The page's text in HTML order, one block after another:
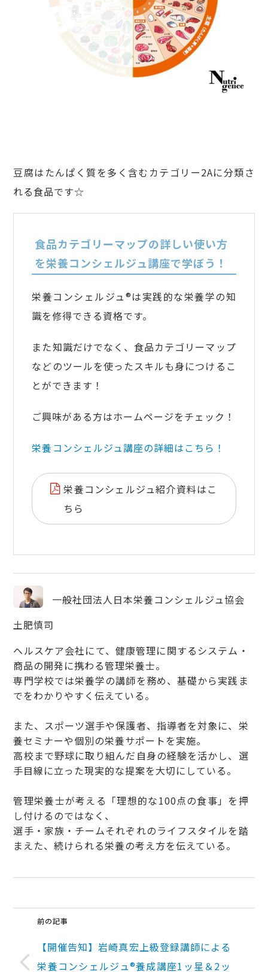
豆腐はたんぱく質を多く含むカテゴリー2Aに分類さ
れる食品です☆
食品カテゴリーマップの詳しい使い方
を栄養コンシェルジュ講座で学ぼう！
栄養コンシェルジュ®は実践的な栄養学の知
識を修得できる資格です。
また知識だけでなく、食品カテゴリーマップ
などのツールを使ったスキルも身につけるこ
とができます！
ご興味がある方はホームページをチェック！
栄養 コンシェルジュ講座の詳細はこちら！
栄養コンシェルジュ紹介資料はこ
ちら
一般社団法人日本栄養コンシェルジュ協会
土肥慎司
ヘルスケア会社にて、健康管理に関するシステム・
商品の開発に携わる管理栄養士。
専門学校では栄養学の講師を務め、基礎から実践ま
でをわかりやすく伝えている。
また、スポーツ選手や保護者、指導者を対象に、栄
養セミナーや個別の栄養サポートを実施。
高校まで野球に取り組んだ自身の経験を活かし、選
手目線に立った現実的な提案を大切にしている。
管理栄養士が考える「理想的な100点の食事」を押
し付けるのではなく、
選手・家族・チームそれぞれのライフスタイルを踏
まえた、続けられる栄養の考え方を伝えている。
前の記事
【開催告知】岩崎真宏上級登録講師による
栄養コンシェルジュ®養成講座1ッ星＆2ッ